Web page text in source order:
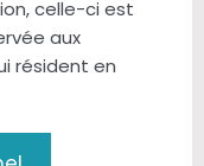
celle-ci est
aux
résident en